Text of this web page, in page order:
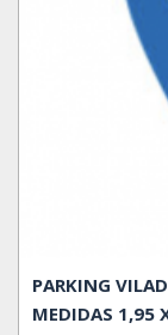
PARKING
MEDIDAS 1,95